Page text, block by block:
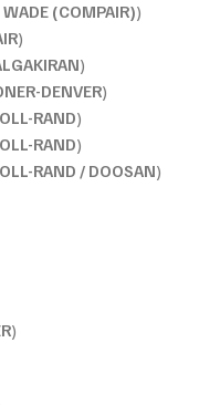
(COMPAIR))
)
)
DENVER)
RAND)
RAND)
RAND / DOOSAN)
)